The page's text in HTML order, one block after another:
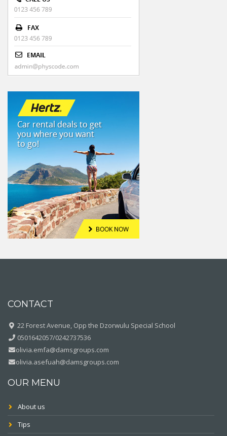
CONTACT
22 Forest Avenue, Opp the Dzorwulu Special School
0501642057/0242737536
olivia.emfa@damsgroups.com
olivia.asefuah@damsgroups.com
OUR MENU
About us
Tips